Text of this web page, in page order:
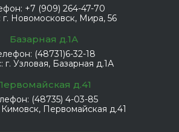
+7 (909) 264-47-70
г. Новомосковск, Мира, 56
Базарная д.1А
(48731)6-32-18
г. Узловая, Базарная д.1А
д.41
(48735) 4-03-85
Кимовск, Первомайская д.41